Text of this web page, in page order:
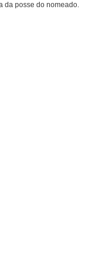
da posse do nomeado.